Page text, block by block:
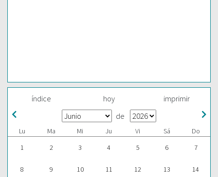
índice hoy imprimir
de
Lu Ma Mi Ju Vi Sá
Do
1
2 3 4 5 6 7
8 9 10 11 12 13 14